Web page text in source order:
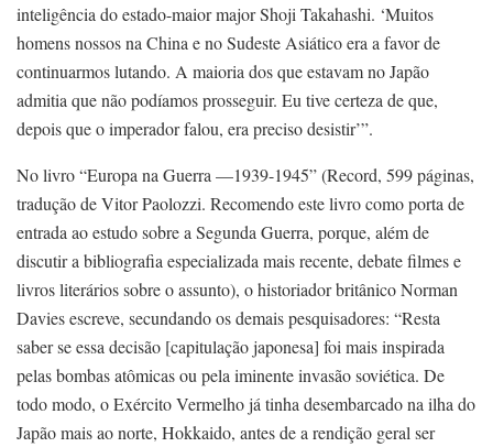
inteligência do estado-maior major Shoji Takahashi. ‘Muitos
homens nossos na China e no Sudeste Asiático era a favor de
continuarmos lutando. A maioria dos que estavam no Japão
admitia que não podíamos prosseguir. Eu tive certeza de que,
depois que o imperador falou, era preciso desistir’”.
No livro “Europa na Guerra —1939-1945” (Record, 599 páginas,
tradução de Vitor Paolozzi. Recomendo este livro como porta de
entrada ao estudo sobre a Segunda Guerra, porque, além de
discutir a bibliografia especializada mais recente, debate filmes e
livros literários sobre o assunto), o historiador britânico Norman
Davies escreve, secundando os demais pesquisadores: “Resta
saber se essa decisão [capitulação japonesa] foi mais inspirada
pelas bombas atômicas ou pela iminente invasão soviética. De
todo modo, o Exército Vermelho já tinha desembarcado na ilha do
Japão mais ao norte, Hokkaido, antes de a rendição geral ser